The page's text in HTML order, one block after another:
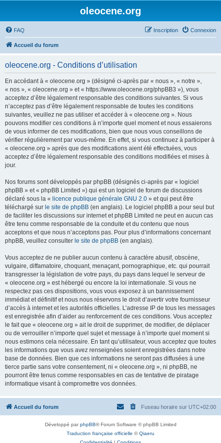
oleocene.org
FAQ Connexion
Inscription
Accueil du forum
oleocene.org - Conditions d’utilisation
En accédant à « oleocene.org » (désigné ci-après par « nous », « notre »,
« nos », « oleocene.org » et « https://www.oleocene.org/phpBB3 »), vous
acceptez d’être légalement responsable des conditions suivantes. Si vous
n’acceptez pas d’être légalement responsable de toutes les conditions
suivantes, veuillez ne pas utiliser et accéder à « oleocene.org ». Nous
pouvons modifier ces conditions à n’importe quel moment et nous essaierons
de vous informer de ces modifications, bien que nous vous conseillons de
vérifier régulièrement par vous-même. En effet, si vous continuez à participer à
« oleocene.org » après que des modifications aient été effectuées, vous
acceptez d’être légalement responsable des conditions modifiées et mises à
jour.
Nos forums sont développés par phpBB (désignés ci-après par « logiciel
phpBB » et « phpBB Limited ») qui est un logiciel de forum de discussions
déclaré sous la « licence publique générale GNU 2.0 » et qui peut être
téléchargé sur le site de phpBB (en anglais). Le logiciel phpBB a pour seul but
de faciliter les discussions sur internet et phpBB Limited ne peut en aucun cas
être tenu comme responsable de la conduite et du contenu que nous
acceptons et que nous n’acceptons pas. Pour plus d’informations concernant
phpBB, veuillez consulter le site de phpBB (en anglais).
Vous acceptez de ne publier aucun contenu à caractère abusif, obscène,
vulgaire, diffamatoire, choquant, menaçant, pornographique, etc. qui pourrait
transgresser la législation de votre pays, du pays dans lequel le serveur de
« oleocene.org » est hébergé ou encore la loi internationale. Si vous ne
respectez pas ces dispositions, vous vous exposez à un bannissement
immédiat et définitif et nous nous réservons le droit d’avertir votre fournisseur
d’accès à internet et les autorités officielles. L’adresse IP de tous les messages
est enregistrée afin d’aider au renforcement de ces conditions. Vous acceptez
le fait que « oleocene.org » ait le droit de supprimer, de modifier, de déplacer
ou de verrouiller n’importe quel sujet et message à n’importe quel moment si
nous estimons cela nécessaire. En tant qu’utilisateur, vous acceptez que toutes
les informations que vous avez renseignées soient enregistrées dans notre
base de données. Bien que ces informations ne seront pas diffusées à une
tierce partie sans votre consentement, ni « oleocene.org », ni phpBB, ne
pourront être tenus comme responsables en cas de tentative de piratage
informatique visant à compromettre vos données.
Accueil du forum Fuseau horaire sur UTC+02:00
Développé parphpBB® Forum Software © phpBB Limited
Traduction française officielle ©Qiaeru